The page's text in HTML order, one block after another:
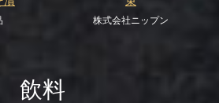
株式会社ニップン
飲料